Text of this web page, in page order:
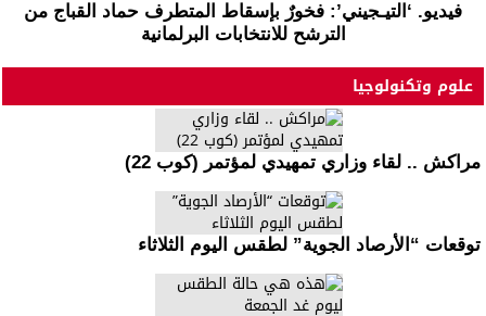
فيديو. ‘التيـجيني’: فخورٌ بإسقاط المتطرف حماد القباج من
الترشح للانتخابات البرلمانية
علوم وتكنولوجيا
مراكش .. لقاء وزاري تمهيدي لمؤتمر (كوب 22)
توقعات “الأرصاد الجوية” لطقس اليوم الثلاثاء